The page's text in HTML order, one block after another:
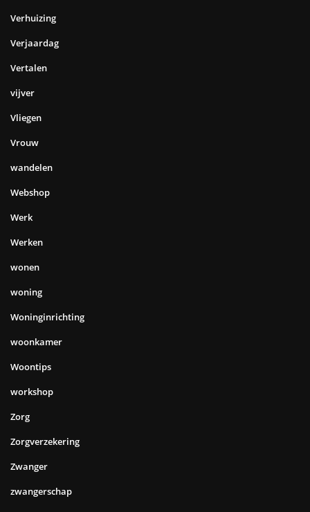
Verhuizing
Verjaardag
Vertalen
vijver
Vliegen
Vrouw
wandelen
Webshop
Werk
Werken
wonen
woning
Woninginrichting
woonkamer
Woontips
workshop
Zorg
Zorgverzekering
Zwanger
zwangerschap